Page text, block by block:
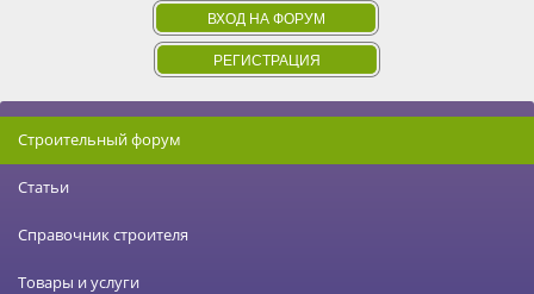
ВХОД НА ФОРУМ
РЕГИСТРАЦИЯ
Строительный форум
Статьи
Справочник строителя
Товары и услуги